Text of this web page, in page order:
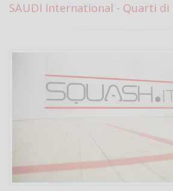
SAUDI International - Quarti di